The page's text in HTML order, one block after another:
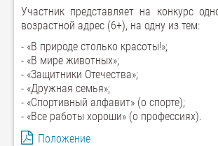
Участник представляет на конкурс
возрастной адрес (6+), на одну из тем:
- «В природе столько красоты!»;
- «В мире животных»;
- «Защитники Отечества»;
- «Дружная семья»;
- «Спортивный алфавит» (о спорте);
- «Все работы хороши» (о профессиях).
Положение